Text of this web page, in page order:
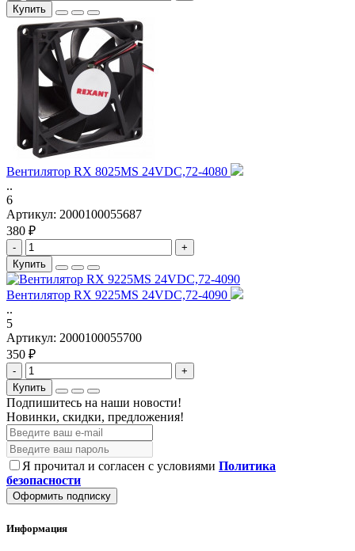
Купить
Вентилятор RX 8025MS 24VDC,72-4080
..
6
Артикул: 2000100055687
380 ₽
-
+
Купить
Вентилятор RX 9225MS 24VDC,72-4090
..
5
Артикул: 2000100055700
350 ₽
-
+
Купить
Подпишитесь на наши новости!
Новинки, скидки, предложения!
Я прочитал и согласен с условиями Политика
безопасности
Оформить подписку
Информация